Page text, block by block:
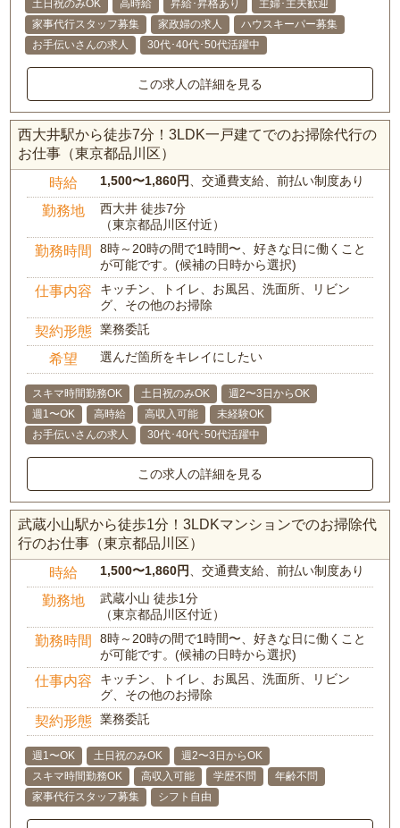
土日祝のみOK 高時給 昇給･昇格あり
主婦･主夫歓迎
家事代行スタッフ募集
家政婦の求人
ハウスキーパー募集
お手伝いさんの求人
30代･40代･50代活躍中
この求人の詳細を見る
西大井駅から徒歩7分！3LDK一戸建てでのお掃除代行の
お仕事（東京都品川区）
時給 1,500〜1,860円 、交通費支給、前払い制度あり
勤務地
西大井 徒歩7分
（東京都品川区付近）
勤務時間
8時～20時の間で1時間〜、好きな日に働くこと
が可能です。(候補の日時から選択)
仕事内容
キッチン、トイレ、お風呂、洗面所、リビン
グ、その他のお掃除
契約形態 業務委託
希望 選んだ箇所をキレイにしたい
スキマ時間勤務OK 土日祝のみOK
週2〜3日からOK
週1〜OK
高時給 高収入可能
未経験OK
お手伝いさんの求人
30代･40代･50代活躍中
この求人の詳細を見る
武蔵小山駅から徒歩1分！3LDKマンションでのお掃除代
行のお仕事（東京都品川区）
時給 1,500〜1,860円 、交通費支給、前払い制度あり
勤務地
武蔵小山 徒歩1分
（東京都品川区付近）
勤務時間
8時～20時の間で1時間〜、好きな日に働くこと
が可能です。(候補の日時から選択)
仕事内容
キッチン、トイレ、お風呂、洗面所、リビン
グ、その他のお掃除
契約形態 業務委託
週1〜OK 土日祝のみOK
週2〜3日からOK
スキマ時間勤務OK
高収入可能 学歴不問
年齢不問
家事代行スタッフ募集
シフト自由